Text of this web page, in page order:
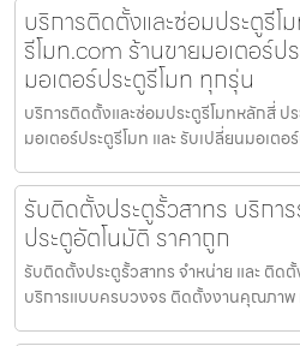
บริการติดตั้งและซ่อมประตูรีโ
รีโมท.com ร้านขายมอเตอร์ป
มอเตอร์ประตูรีโมท ทุกรุ่น
บริการติดตั้งและซ่อมประตูรีโมทหลักสี่ ป
มอเตอร์ประตูรีโมท และ รับเปลี่ยนมอเตอ
รับติดตั้งประตูรั้วสาทร บริกา
ประตูอัตโนมัติ ราคาถูก
รับติดตั้งประตูรั้วสาทร จำหน่าย และ ติด
บริการแบบครบวงจร ติดตั้งงานคุณภาพ